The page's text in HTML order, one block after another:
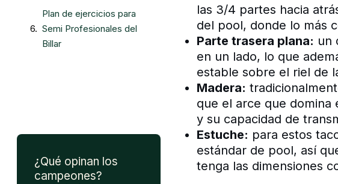
Plan de ejercicios para
Semi Profesionales del
Billar
¿Qué opinan los
campeones?
las 3/4 partes hacia
del pool, donde lo más
Parte trasera plana: un
en un lado, lo que
estable sobre el riel de
Madera:
que el arce que domina
y su capacidad de
Estuche: para estos
estándar de pool, así
tenga las dimensiones